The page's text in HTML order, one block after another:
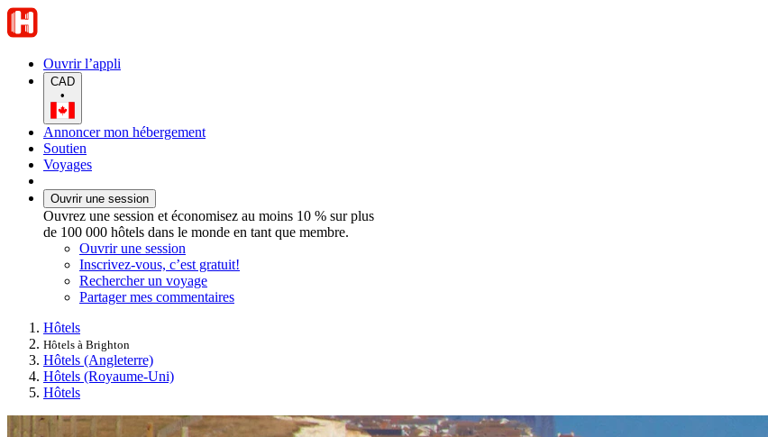
Ouvrir l’appli
CAD
•
Annoncer mon hébergement
Soutien
Voyages
Ouvrir une session
Ouvrez une session et économisez au moins 10 % sur plus
de 100 000 hôtels dans le monde en tant que membre.
Ouvrir une session
Inscrivez-vous, c’est gratuit!
Rechercher un voyage
Partager mes commentaires
Hôtels
Hôtels à Brighton
Hôtels (Angleterre)
Hôtels (Royaume-Uni)
Hôtels